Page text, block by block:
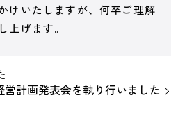
けいたしますが、何卒ご理解
上げます。
営計画発表会を執り行いました